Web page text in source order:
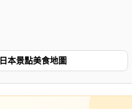
日本景點美食地圖